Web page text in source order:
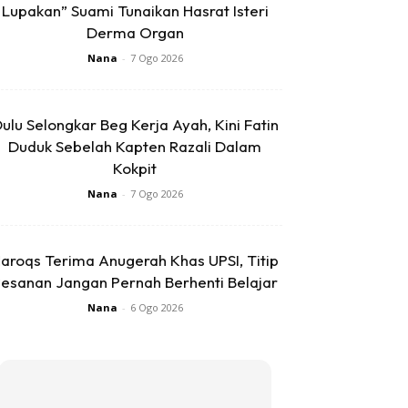
Lupakan” Suami Tunaikan Hasrat Isteri
Derma Organ
Nana - 7 Ogo 2026
Selongkar Beg Kerja Ayah, Kini Fatin
Duduk Sebelah Kapten Razali Dalam
Kokpit
Nana - 7 Ogo 2026
Terima Anugerah Khas UPSI, Titip
Jangan Pernah Berhenti Belajar
Nana - 6 Ogo 2026